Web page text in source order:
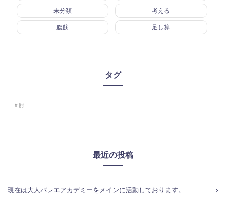
未分類 考える
腹筋 足し算
タグ
肘
最近の投稿
現在は大人バレエアカデミーをメインに活動しております。